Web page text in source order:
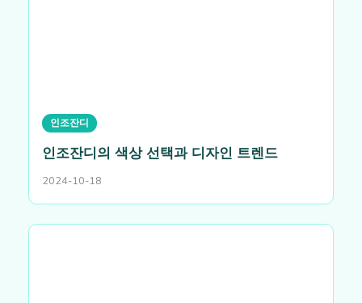
인조잔디
인조잔디의 색상 선택과 디자인 트렌드
2024-10-18